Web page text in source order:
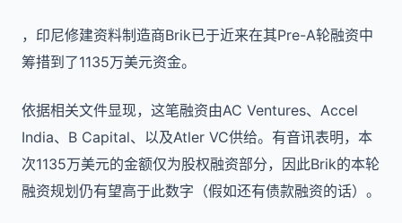
，印尼修建资料制造商Brik已于近来在其Pre-A轮融资中
筹措到了1135万美元资金。
依据相关文件显现，这笔融资由AC Ventures、Accel
India、B Capital、以及Atler VC供给。有音讯表明，本
次1135万美元的金额仅为股权融资部分，因此Brik的本轮
融资规划仍有望高于此数字（假如还有债款融资的话）。